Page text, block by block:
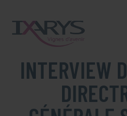
INTERVIEW